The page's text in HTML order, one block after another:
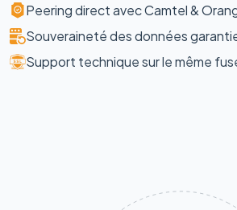
Peering direct avec Camtel &
Souveraineté des données
Support technique sur le même